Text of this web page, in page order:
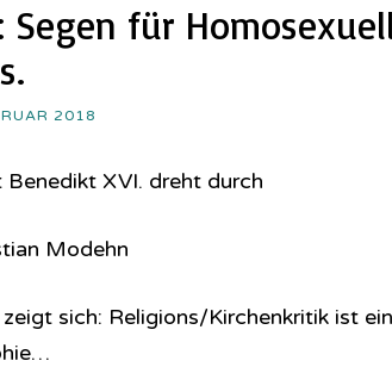
Segen für
2018
Benedikt XVI. dreht durch
Modehn
sich: Religions/Kirchenkritik ist